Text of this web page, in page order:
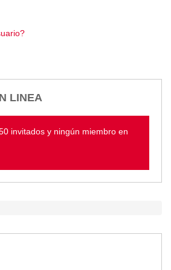
LINEA
invitados y ningún miembro en